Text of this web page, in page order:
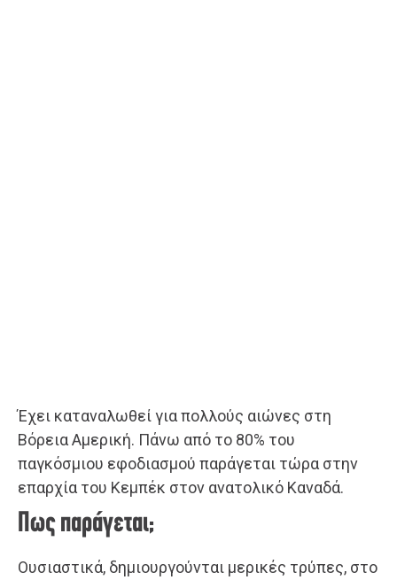
Έχει καταναλωθεί για πολλούς αιώνες στη
Βόρεια Αμερική. Πάνω από το 80% του
παγκόσμιου εφοδιασμού παράγεται τώρα στην
επαρχία του Κεμπέκ στον ανατολικό Καναδά.
Πως παράγεται;
Ουσιαστικά, δημιουργούνται μερικές τρύπες, στο